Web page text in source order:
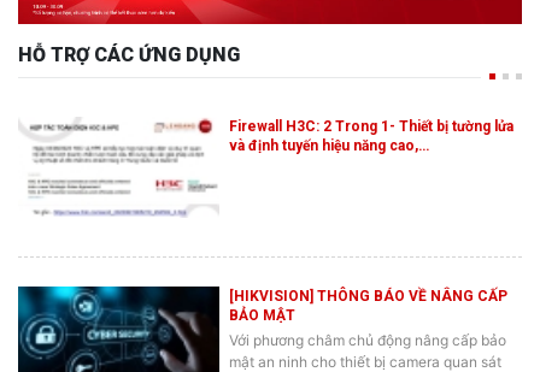
HỖ TRỢ CÁC ỨNG DỤNG
Firewall H3C: 2 Trong 1- Thiết bị tường lửa
và định tuyến hiệu năng cao,…
[HIKVISION] THÔNG BÁO VỀ NÂNG CẤP
BẢO MẬT
Với phương châm chủ động nâng cấp bảo
mật an ninh cho thiết bị camera quan sát